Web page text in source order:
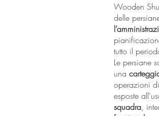
Wooden
delle
tutto il
Le persiane
una
operazioni di
esposte
squadra,